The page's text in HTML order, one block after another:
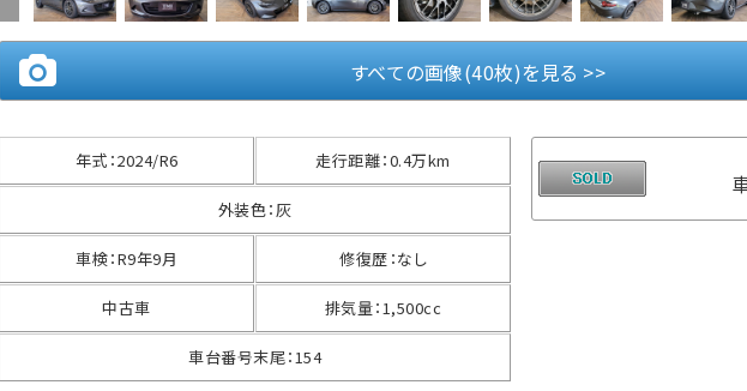
すべての画像(40枚)を見る >>
年式 ：2024/R6 走行距離：0.4万km
外装色：灰
車検：R9年9月 修復歴 ：なし
中古車 排気量：1,500cc
車台番号末尾：154